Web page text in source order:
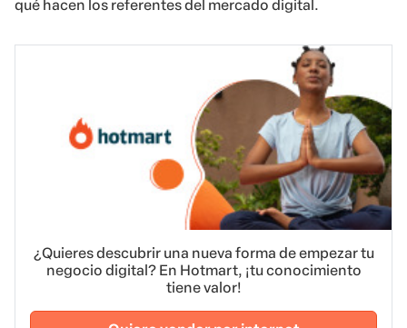
qué hacen los referentes del mercado digital.
¿Quieres descubrir una nueva forma de empezar tu
negocio digital? En Hotmart, ¡tu conocimiento
tiene valor!